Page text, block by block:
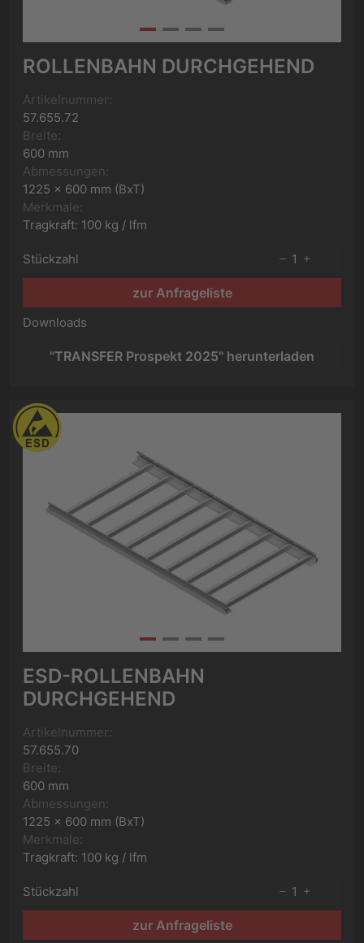
ROLLENBAHN DURCHGEHEND
Artikelnummer:
57.655.72
Breite:
600 mm
Abmessungen:
1225 x 600 mm (BxT)
Merkmale:
Tragkraft: 100 kg / lfm
Stückzahl 1
zur Anfrageliste
Downloads
"TRANSFER Prospekt 2025" herunterladen
ESD-ROLLENBAHN
DURCHGEHEND
Artikelnummer:
57.655.70
Breite:
600 mm
Abmessungen:
1225 x 600 mm (BxT)
Merkmale:
Tragkraft: 100 kg / lfm
Stückzahl 1
zur Anfrageliste